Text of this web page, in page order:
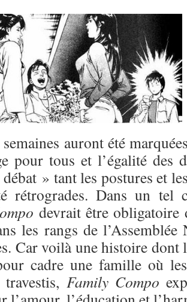
auront été
pour tous et l’égalité des
» tant les postures et
rétrogrades. Dans un tel
devrait être obligatoire
les rangs de
Car voilà une histoire dont
cadre une famille où
Family Compo